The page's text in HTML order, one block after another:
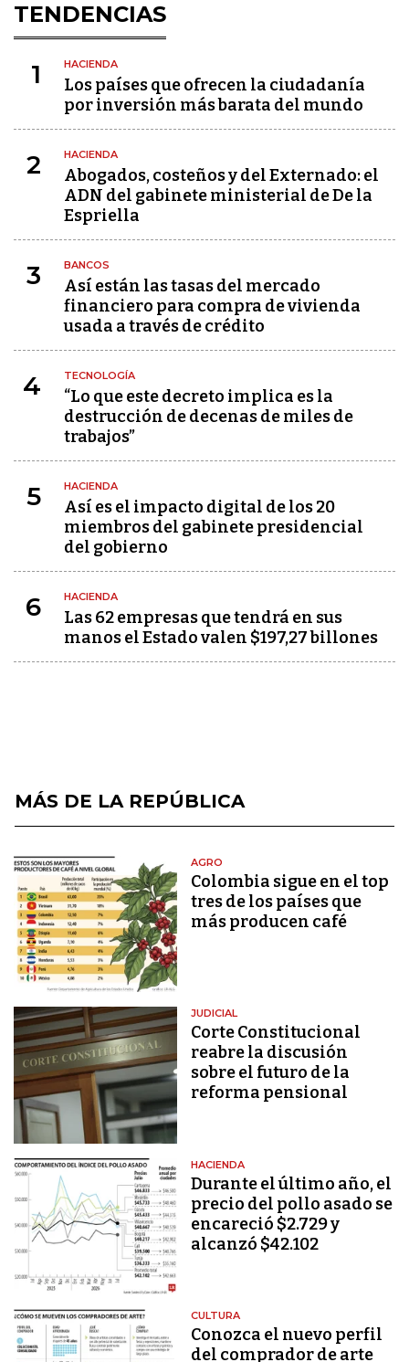
TENDENCIAS
1 HACIENDA
Los países que ofrecen la ciudadanía
por inversión más barata del mundo
2 HACIENDA
Abogados, costeños y del Externado: el
ADN del gabinete ministerial de De la
Espriella
3 BANCOS
Así están las tasas del mercado
financiero para compra de vivienda
usada a través de crédito
4 TECNOLOGÍA
“Lo que este decreto implica es la
destrucción de decenas de miles de
trabajos”
5 HACIENDA
Así es el impacto digital de los 20
miembros del gabinete presidencial
del gobierno
6 HACIENDA
Las 62 empresas que tendrá en sus
manos el Estado valen $197,27 billones
MÁS DE LA REPÚBLICA
AGRO
Colombia sigue en el top
tres de los países que
más producen café
JUDICIAL
Corte Constitucional
reabre la discusión
sobre el futuro de la
reforma pensional
HACIENDA
Durante el último año, el
precio del pollo asado se
encareció $2.729 y
alcanzó $42.102
CULTURA
Conozca el nuevo perfil
del comprador de arte